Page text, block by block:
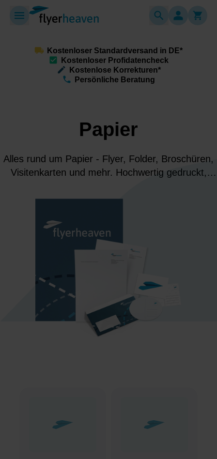
Kostenloser Standardversand in DE*
Kostenloser Profidatencheck
Kostenlose Korrekturen*
Persönliche Beratung
Papier
Alles rund um Papier - Flyer, Folder, Broschüren,
Visitenkarten und mehr. Hochwertig gedruckt,
Marketing und Deinen professionellen Auftritt.